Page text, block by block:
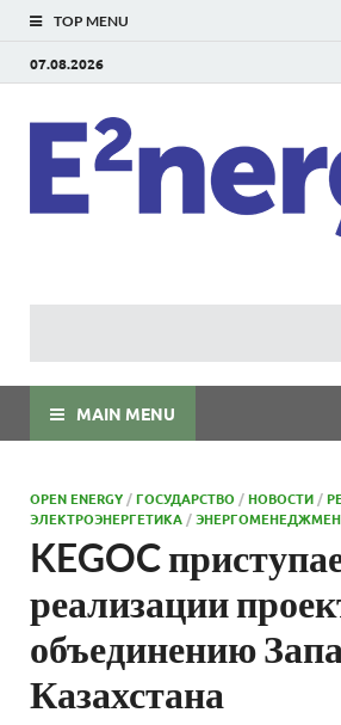
TOP MENU
07.08.2026
MAIN MENU
OPEN ENERGY /ГОСУДАРСТВО /НОВОСТИ /
ЭЛЕКТРОЭНЕРГЕТИКА /
KEGOC
реализации
объединению
Казахстана